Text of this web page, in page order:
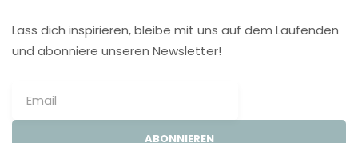
Lass dich inspirieren, bleibe mit uns auf dem Laufenden
und abonniere unseren Newsletter!
ABONNIEREN